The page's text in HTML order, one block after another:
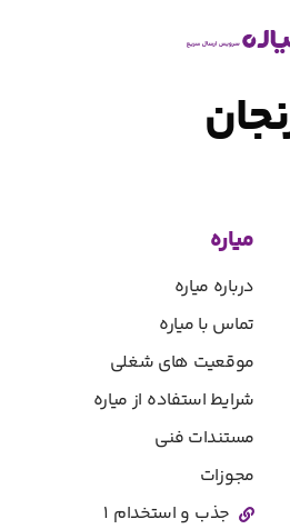
میاره
درباره میاره
تماس با میاره
موقعیت های شغلی
شرایط استفاده از میاره
مستندات فنی
مجوزات
جذب و استخدام ۱